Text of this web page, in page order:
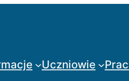
Uczniowie